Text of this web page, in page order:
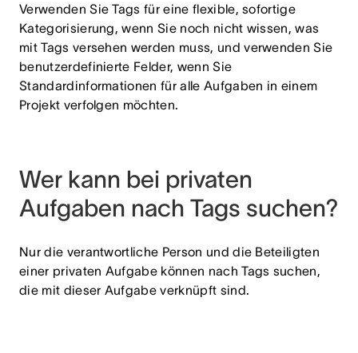
Verwenden Sie Tags für eine flexible, sofortige
Kategorisierung, wenn Sie noch nicht wissen, was
mit Tags versehen werden muss, und verwenden Sie
benutzerdefinierte Felder, wenn Sie
Standardinformationen für alle Aufgaben in einem
Projekt verfolgen möchten.
Wer kann bei privaten
Aufgaben nach Tags suchen?
Nur die verantwortliche Person und die Beteiligten
einer privaten Aufgabe können nach Tags suchen,
die mit dieser Aufgabe verknüpft sind.